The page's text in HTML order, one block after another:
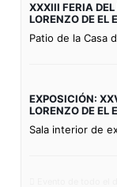
XXXIII FERIA
LORENZO DE EL
Patio de la Casa
EXPOSICIÓN:
LORENZO DE EL
Sala interior de